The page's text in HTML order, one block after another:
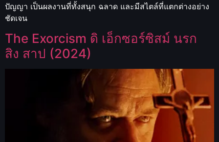
ปัญญา เป็นผลงานที่ทั้งสนุก ฉลาด และมีสไตล์ที่แตกต่างอย่าง
ชัดเจน
The Exorcism ดิ เอ็กซอร์ซิสม์ นรก
สิง สาป (2024)